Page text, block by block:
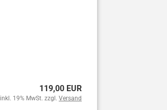
119,00 EUR
inkl. 19% MwSt. zzgl. Versand